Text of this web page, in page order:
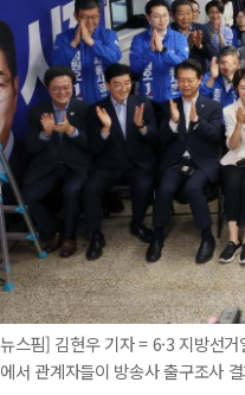
스핌] 김현우 기자 = 6·3 지방선
서 관계자들이 방송사 출구조